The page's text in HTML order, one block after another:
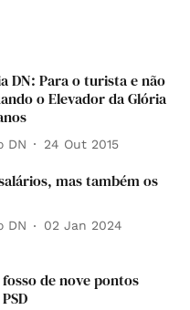
DN: Para o turista e não
o Elevador da Glória
DN 24 Out 2015
mas também os
DN 02 Jan 2024
fosso de nove pontos